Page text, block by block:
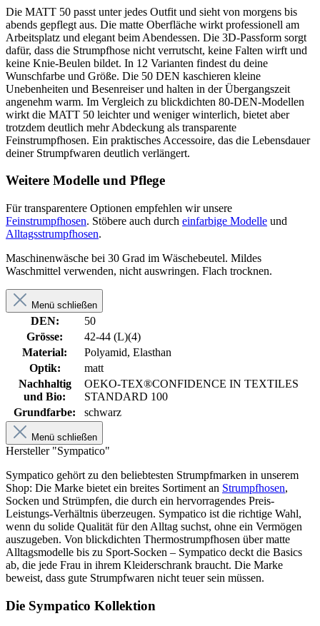
Die MATT 50 passt unter jedes Outfit und sieht von morgens bis
abends gepflegt aus. Die matte Oberfläche wirkt professionell am
Arbeitsplatz und elegant beim Abendessen. Die 3D-Passform sorgt
dafür, dass die Strumpfhose nicht verrutscht, keine Falten wirft und
keine Knie-Beulen bildet. In 12 Varianten findest du deine
Wunschfarbe und Größe. Die 50 DEN kaschieren kleine
Unebenheiten und Besenreiser und halten in der Übergangszeit
angenehm warm. Im Vergleich zu blickdichten 80-DEN-Modellen
wirkt die MATT 50 leichter und weniger winterlich, bietet aber
trotzdem deutlich mehr Abdeckung als transparente
Feinstrumpfhosen. Ein praktisches Accessoire, das die Lebensdauer
deiner Strumpfwaren deutlich verlängert.
Weitere Modelle und Pflege
Für transparentere Optionen empfehlen wir unsere
Feinstrumpfhosen. Stöbere auch durch einfarbige Modelle und
Alltagsstrumpfhosen.
Maschinenwäsche bei 30 Grad im Wäschebeutel. Mildes
Waschmittel verwenden, nicht auswringen. Flach trocknen.
Menü schließen
DEN:
50
Grösse:
42-44 (L)(4)
Material:
Polyamid, Elasthan
Optik:
matt
Nachhaltig
und Bio:
OEKO-TEX®CONFIDENCE IN TEXTILES
STANDARD 100
Grundfarbe:
schwarz
Menü schließen
Hersteller "Sympatico"
Sympatico gehört zu den beliebtesten Strumpfmarken in unserem
Shop: Die Marke bietet ein breites Sortiment an Strumpfhosen,
Socken und Strümpfen, die durch ein hervorragendes Preis-
Leistungs-Verhältnis überzeugen. Sympatico ist die richtige Wahl,
wenn du solide Qualität für den Alltag suchst, ohne ein Vermögen
auszugeben. Von blickdichten Thermostrumpfhosen über matte
Alltagsmodelle bis zu Sport-Socken – Sympatico deckt die Basics
ab, die jede Frau in ihrem Kleiderschrank braucht. Die Marke
beweist, dass gute Strumpfwaren nicht teuer sein müssen.
Die Sympatico Kollektion